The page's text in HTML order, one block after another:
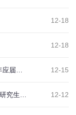
12-18
12-18
12-15
12-12